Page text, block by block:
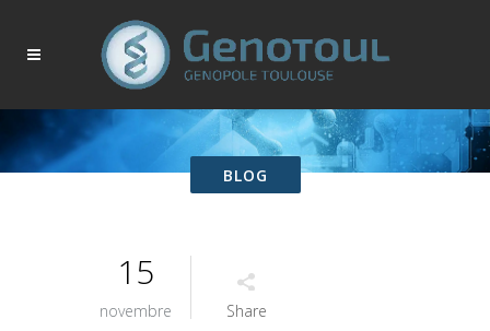
BLOG
15
novembre Share